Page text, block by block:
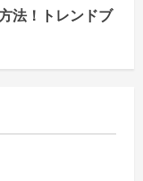
法！トレンドブ